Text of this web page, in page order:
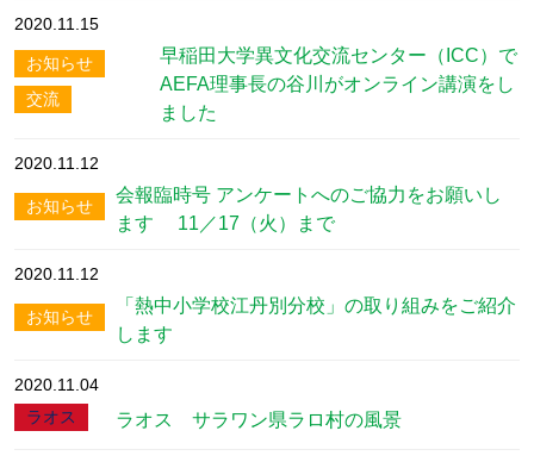
2020.11.15
お知らせ
交流
早稲田大学異文化交流センター（ICC）で
AEFA理事長の谷川がオンライン講演をし
ました
2020.11.12
お知らせ
会報臨時号 アンケートへのご協力をお願いし
ます 11／17（火）まで
2020.11.12
お知らせ
「熱中小学校江丹別分校」の取り組みをご紹介
します
2020.11.04
ラオス
ラオス サラワン県ラロ村の風景